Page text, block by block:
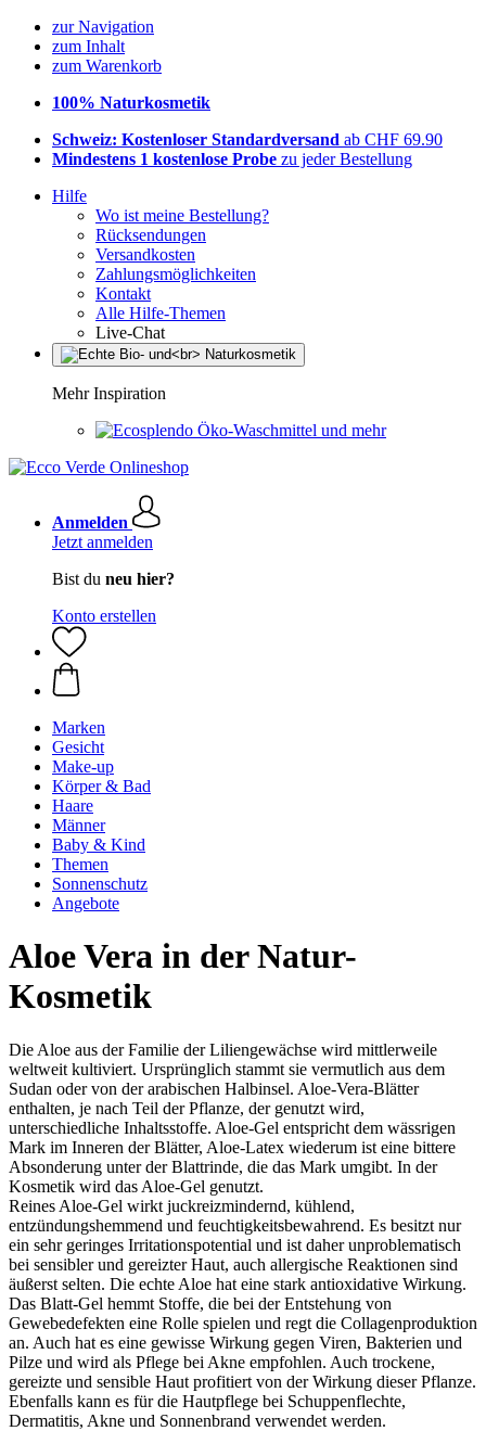
zur Navigation
zum Inhalt
zum Warenkorb
100% Naturkosmetik
Schweiz: Kostenloser Standardversand ab CHF 69.90
Mindestens 1 kostenlose Probe zu jeder Bestellung
Hilfe
Wo ist meine Bestellung?
Rücksendungen
Versandkosten
Zahlungsmöglichkeiten
Kontakt
Alle Hilfe-Themen
Live-Chat
Mehr Inspiration
Öko-Waschmittel und mehr
Anmelden
Jetzt anmelden
Bist du neu hier?
Konto erstellen
Marken
Gesicht
Make-up
Körper & Bad
Haare
Männer
Baby & Kind
Themen
Sonnenschutz
Angebote
Aloe Vera in der Natur-
Kosmetik
Die Aloe aus der Familie der Liliengewächse wird mittlerweile
weltweit kultiviert. Ursprünglich stammt sie vermutlich aus dem
Sudan oder von der arabischen Halbinsel. Aloe-Vera-Blätter
enthalten, je nach Teil der Pflanze, der genutzt wird,
unterschiedliche Inhaltsstoffe. Aloe-Gel entspricht dem wässrigen
Mark im Inneren der Blätter, Aloe-Latex wiederum ist eine bittere
Absonderung unter der Blattrinde, die das Mark umgibt. In der
Kosmetik wird das Aloe-Gel genutzt.
Reines Aloe-Gel wirkt juckreizmindernd, kühlend,
entzündungshemmend und feuchtigkeitsbewahrend. Es besitzt nur
ein sehr geringes Irritationspotential und ist daher unproblematisch
bei sensibler und gereizter Haut, auch allergische Reaktionen sind
äußerst selten. Die echte Aloe hat eine stark antioxidative Wirkung.
Das Blatt-Gel hemmt Stoffe, die bei der Entstehung von
Gewebedefekten eine Rolle spielen und regt die Collagenproduktion
an. Auch hat es eine gewisse Wirkung gegen Viren, Bakterien und
Pilze und wird als Pflege bei Akne empfohlen. Auch trockene,
gereizte und sensible Haut profitiert von der Wirkung dieser Pflanze.
Ebenfalls kann es für die Hautpflege bei Schuppenflechte,
Dermatitis, Akne und Sonnenbrand verwendet werden.